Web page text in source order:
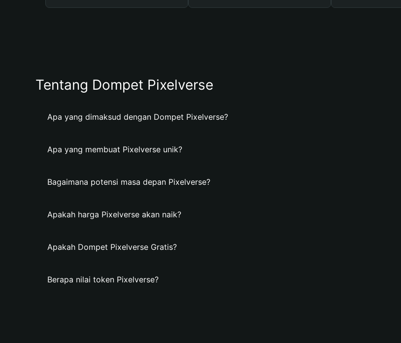
Tentang Dompet Pixelverse
Apa yang dimaksud dengan Dompet Pixelverse?
Apa yang membuat Pixelverse unik?
Bagaimana potensi masa depan Pixelverse?
Apakah harga Pixelverse akan naik?
Apakah Dompet Pixelverse Gratis?
Berapa nilai token Pixelverse?